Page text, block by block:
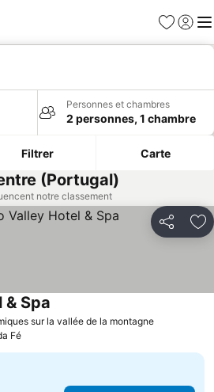
Favoris
Se
Personnes et chambres
2 personnes, 1 chambre
Filtrer Carte
(Portugal)
notre classement
Partager
sur la vallée de la montagne
& Spa
Fé